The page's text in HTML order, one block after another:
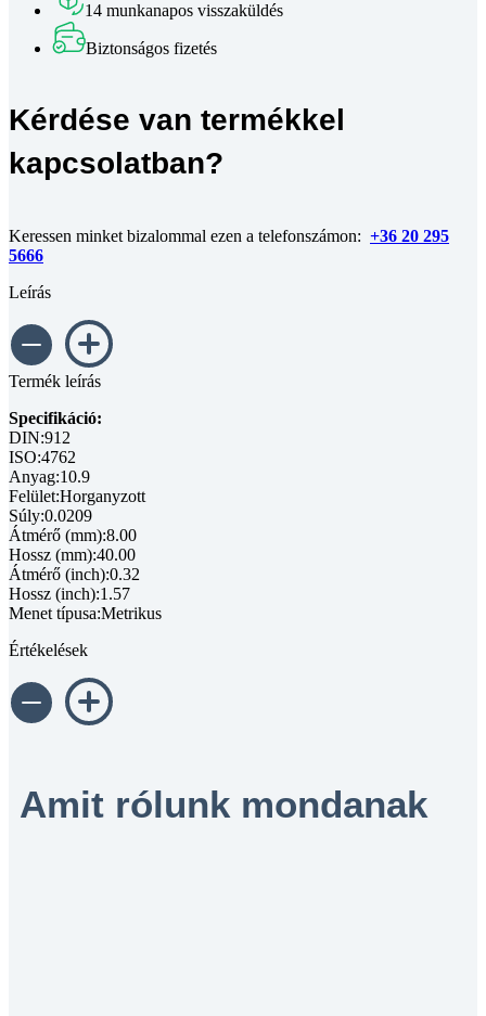
DIN
10.9
mennyiség
14 munkanapos visszaküldés
Biztonságos fizetés
Kérdése van termékkel
kapcsolatban?
Keressen minket bizalommal ezen a telefonszámon: +36 20 295
5666
Leírás
Termék leírás
Specifikáció:
DIN:912
ISO:4762
Anyag:10.9
Felület:Horganyzott
Súly:0.0209
Átmérő (mm):8.00
Hossz (mm):40.00
Átmérő (inch):0.32
Hossz (inch):1.57
Menet típusa:Metrikus
Értékelések
Amit rólunk mondanak